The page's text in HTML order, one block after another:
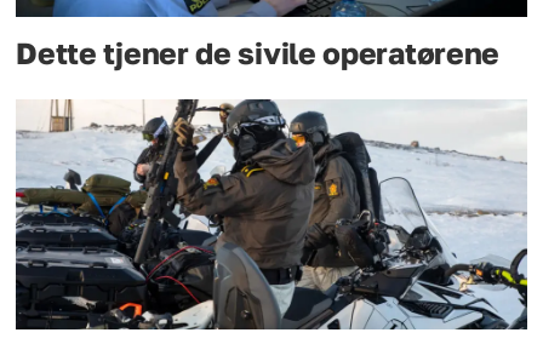
Dette tjener de sivile operatørene